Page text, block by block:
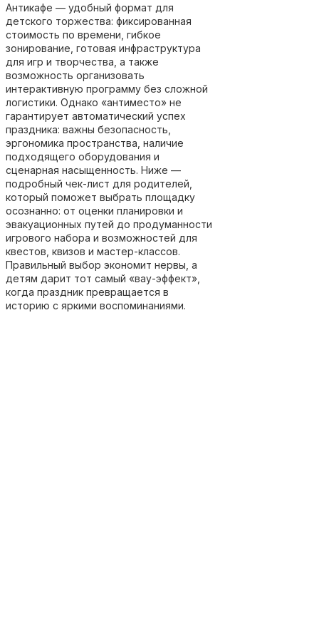
Антикафе — удобный формат для
детского торжества: фиксированная
стоимость по времени, гибкое
зонирование, готовая инфраструктура
для игр и творчества, а также
возможность организовать
интерактивную программу без сложной
логистики. Однако «антиместо» не
гарантирует автоматический успех
праздника: важны безопасность,
эргономика пространства, наличие
подходящего оборудования и
сценарная насыщенность. Ниже —
подробный чек-лист для родителей,
который поможет выбрать площадку
осознанно: от оценки планировки и
эвакуационных путей до продуманности
игрового набора и возможностей для
квестов, квизов и мастер-классов.
Правильный выбор экономит нервы, а
детям дарит тот самый «вау-эффект»,
когда праздник превращается в
историю с яркими воспоминаниями.